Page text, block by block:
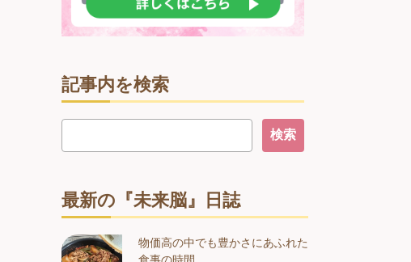
記事内を検索
最新の『未来脳』日誌
物価高の中でも豊かさにあふれた